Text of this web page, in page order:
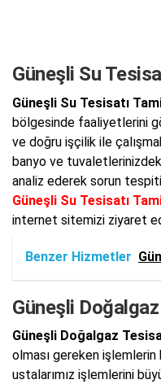
Güneşli Su
Güneşli Su Tesisatı
bölgesinde faaliyetlerini
ve doğru işçilik ile
banyo ve
analiz ederek sorun
Güneşli Su Tesisatı
internet sitemizi ziyaret
Benzer Hizmetler
Güneşli
Güneşli Doğalgaz
olması gereken
ustalarımız işlemlerini